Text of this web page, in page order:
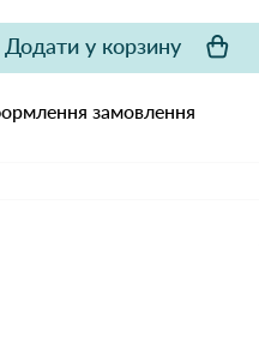
Додати у корзину
замовлення